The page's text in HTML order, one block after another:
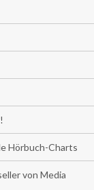
Hörbuch-Charts
von Media